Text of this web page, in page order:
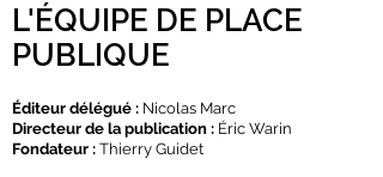
L'ÉQUIPE DE PLACE
PUBLIQUE
Éditeur délégué : Nicolas Marc
Directeur de la publication : Éric Warin
Fondateur : Thierry Guidet